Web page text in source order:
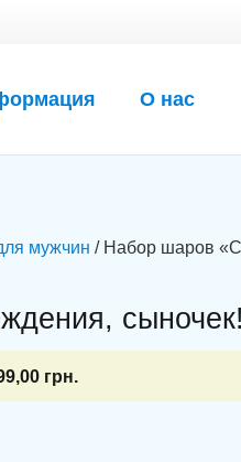
О нас
мужчин / Набор шаров
грн.